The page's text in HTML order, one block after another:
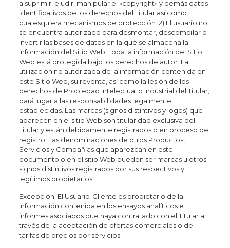
a suprimir, eludir, manipular el «copyright» y demás datos
identificativos de los derechos del Titular así como
cualesquiera mecanismos de protección. 2) El usuario no
se encuentra autorizado para desmontar, descompilar o
invertir las bases de datos en la que se almacena la
información del Sitio Web. Toda la información del Sitio
Web está protegida bajo los derechos de autor. La
utilización no autorizada de la información contenida en
este Sitio Web, su reventa, así como la lesión de los
derechos de Propiedad Intelectual o Industrial del Titular,
dará lugar a las responsabilidades legalmente
establecidas. Las marcas (signos distintivos y logos) que
aparecen en el sitio Web son titularidad exclusiva del
Titular y están debidamente registrados o en proceso de
registro. Las denominaciones de otros Productos,
Servicios y Compañías que aparezcan en este
documento o en el sitio Web pueden ser marcas u otros
signos distintivos registrados por sus respectivos y
legítimos propietarios.
Excepción: El Usuario-Cliente es propietario de la
información contenida en los ensayos analíticos e
informes asociados que haya contratado con el Titular a
través de la aceptación de ofertas comerciales o de
tarifas de precios por servicios.